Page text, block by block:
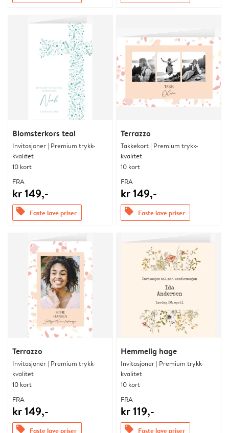
Blomsterkors teal
Invitasjoner | Premium trykk-
kvalitet
10 kort
FRA
kr 149,-
offers Faste lave priser
Terrazzo
Takkekort | Premium trykk-
kvalitet
10 kort
FRA
kr 149,-
offers Faste lave priser
Terrazzo
Invitasjoner | Premium trykk-
kvalitet
10 kort
FRA
kr 149,-
offers Faste lave priser
Hemmelig hage
Invitasjoner | Premium trykk-
kvalitet
10 kort
FRA
kr 119,-
offers Faste lave priser